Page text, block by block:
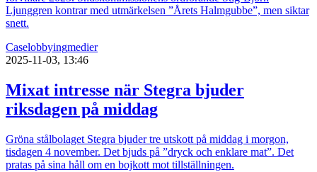
Ljunggren kontrar med utmärkelsen ”Årets Halmgubbe”, men siktar
snett.
Caselobbyingmedier
2025-11-03, 13:46
Mixat intresse när Stegra bjuder
riksdagen på middag
Gröna stålbolaget Stegra bjuder tre utskott på middag i morgon,
tisdagen 4 november. Det bjuds på ”dryck och enklare mat”. Det
pratas på sina håll om en bojkott mot tillställningen.